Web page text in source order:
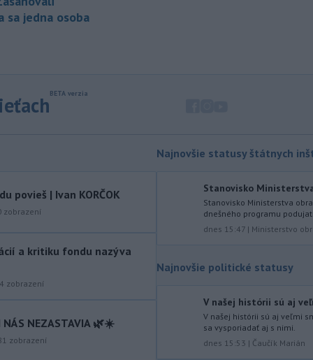
sa jedna osoba
desiatky dovolenkárov, pre rozsiahly
Nad vojenskou základňou na
západe Nemecka vo štvrtok
oznámil v sobotu hovorca nemeckých
stredu objavili dron vybavený
výbušninou na letisku Lipsko/Halle.
Parlamentná frakcia
povieš | Ivan KORČOK
zobrazení
a kritiku fondu nazýva
zobrazení
NÁS NEZASTAVIA 🌿☀️
zobrazení
Najnovšie statusy štátnych
Stanovisko Ministerstva
Stanovisko Ministerstva
dnešného programu
dnes 15:47 | Ministerstvo
Najnovšie politické statusy
V našej histórii sú aj
V našej histórii sú aj veľmi
sa vysporiadať aj s nimi.
dnes 15:53 | Čaučík Marián